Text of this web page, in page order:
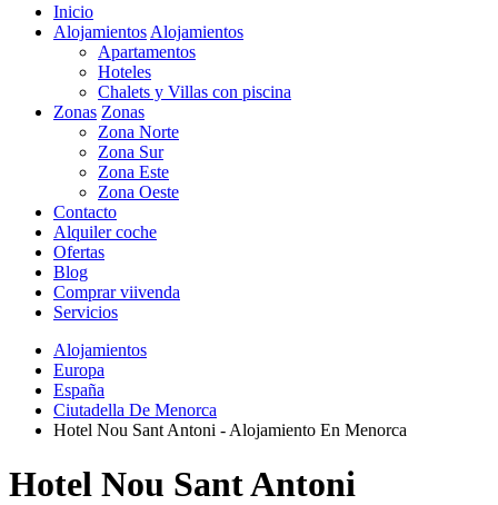
Inicio
Alojamientos Alojamientos
Apartamentos
Hoteles
Chalets y Villas con piscina
Zonas Zonas
Zona Norte
Zona Sur
Zona Este
Zona Oeste
Contacto
Alquiler coche
Ofertas
Blog
Comprar viivenda
Servicios
Alojamientos
Europa
España
Ciutadella De Menorca
Hotel Nou Sant Antoni - Alojamiento En Menorca
Hotel Nou Sant Antoni